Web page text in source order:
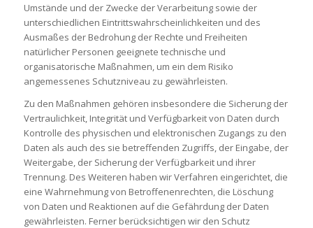
Umstände und der Zwecke der Verarbeitung sowie der
unterschiedlichen Eintrittswahrscheinlichkeiten und des
Ausmaßes der Bedrohung der Rechte und Freiheiten
natürlicher Personen geeignete technische und
organisatorische Maßnahmen, um ein dem Risiko
angemessenes Schutzniveau zu gewährleisten.
Zu den Maßnahmen gehören insbesondere die Sicherung der
Vertraulichkeit, Integrität und Verfügbarkeit von Daten durch
Kontrolle des physischen und elektronischen Zugangs zu den
Daten als auch des sie betreffenden Zugriffs, der Eingabe, der
Weitergabe, der Sicherung der Verfügbarkeit und ihrer
Trennung. Des Weiteren haben wir Verfahren eingerichtet, die
eine Wahrnehmung von Betroffenenrechten, die Löschung
von Daten und Reaktionen auf die Gefährdung der Daten
gewährleisten. Ferner berücksichtigen wir den Schutz